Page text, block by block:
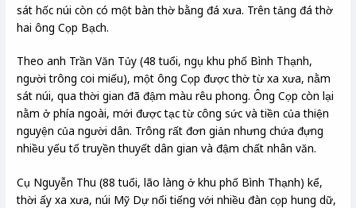
sát hốc núi còn có một bàn thờ bằng đá xưa. Trên tảng đá thờ
hai ông Cọp Bạch.
Theo anh Trần Văn Tủy (48 tuổi, ngụ khu phố Bình Thạnh,
người trông coi miếu), một ông Cọp được thờ từ xa xưa, nằm
sát núi, qua thời gian đã đậm màu rêu phong. Ông Cọp còn lại
nằm ở phía ngoài, mới được tạc từ công sức và tiền của thiện
nguyện của người dân. Trông rất đơn giản nhưng chứa đựng
nhiều yếu tố truyền thuyết dân gian và đậm chất nhân văn.
Cụ Nguyễn Thu (88 tuổi, lão làng ở khu phố Bình Thạnh) kể,
thời ấy xa xưa, núi Mỹ Dự nổi tiếng với nhiều đàn cọp hung dữ,